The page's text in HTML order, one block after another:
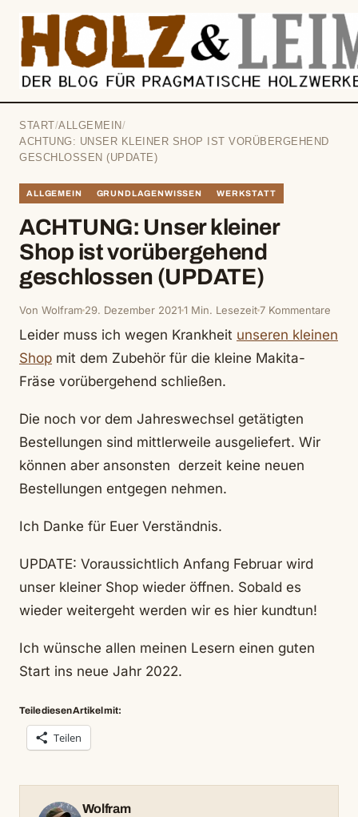
springen
START /ALLGEMEIN/
ACHTUNG: UNSER KLEINER SHOP IST VORÜBERGEHEND
GESCHLOSSEN (UPDATE)
ALLGEMEIN GRUNDLAGENWISSEN WERKSTATT
ACHTUNG: Unser kleiner
Shop ist vorübergehend
geschlossen (UPDATE)
Von Wolfram 29. Dezember 2021 1 Min. Lesezeit7 Kommentare
Leider muss ich wegen Krankheit unseren kleinen
Shop mit dem Zubehör für die kleine Makita-
Fräse vorübergehend schließen.
Die noch vor dem Jahreswechsel getätigten
Bestellungen sind mittlerweile ausgeliefert. Wir
können aber ansonsten derzeit keine neuen
Bestellungen entgegen nehmen.
Ich Danke für Euer Verständnis.
UPDATE: Voraussichtlich Anfang Februar wird
unser kleiner Shop wieder öffnen. Sobald es
wieder weitergeht werden wir es hier kundtun!
Ich wünsche allen meinen Lesern einen guten
Start ins neue Jahr 2022.
Teile diesen Artikel mit:
Teilen
Wolfram